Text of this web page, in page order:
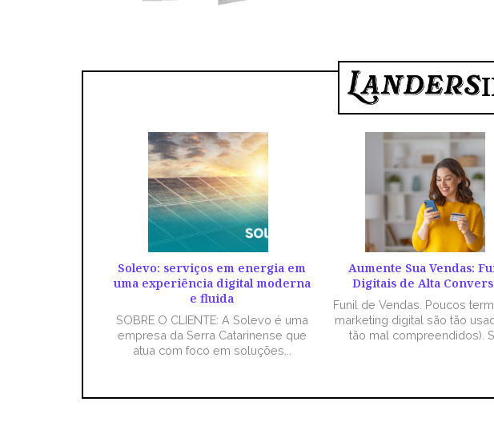
Solevo: serviços em energia em
uma experiência digital moderna
e fluida
SOBRE O CLIENTE: A Solevo é uma
empresa da Serra Catarinense que
atua com foco em soluções...
Aumente Sua Vendas:
Digitais de Alta
Funil de Vendas. Poucos
marketing digital são tão
tão mal compreendidos).